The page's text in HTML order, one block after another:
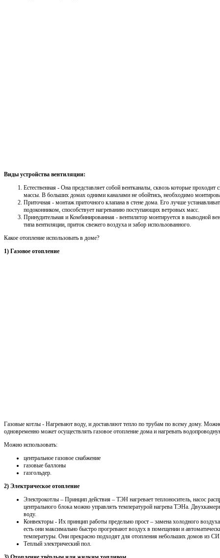
Виды устройства вентиляции:
Естественная - Она представляет собой вентканалы, сквозь которые
массы. В больших домах одними каналами не обойтись, необходимо
Приточная - монтаж приточного клапана в стене дома. Его лучше
подоконником, способствует нагреванию поступающих ветровых масс.
Принудительная и Комбинированная - вентилятор монтируется в выводной
типа вентиляции, приток свежего воздуха и забор использованного.
Какое отопление использовать в доме?
1) Газовое отопление
Газовые котлы - Нагревают воду, и доставляют тепло по трубам по всему дому.
одновременно может осуществлять газовое отопление дома и нагревать
Можно использовать:
центральное газовое снабжение
газовые баллоны
газгольдер.
2) Электрическое отопление
Электрокотлы – Принцип действия – ТЭН нагревает теплоноситель, насос
центрального блока можно управлять температурой нагрева ТЭНа.
воду.
Конвекторы - Их принцип работы предельно прост – замена холодного
есть они максимально быстро прогревают воздух в помещении и
температуры. Они прекрасно подходят для отопления небольших домов из
Теплый электрический пол.